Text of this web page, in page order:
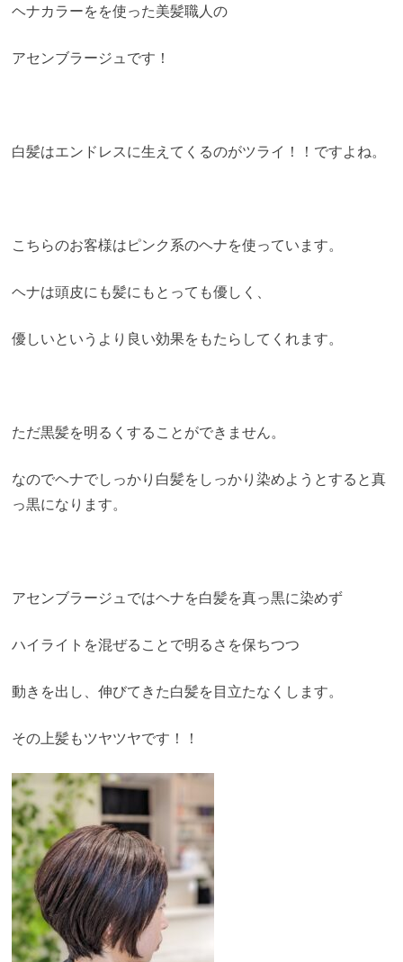
ヘナカラーをを使った美髪職人の
アセンブラージュです！
白髪はエンドレスに生えてくるのがツライ！！ですよね。
こちらのお客様はピンク系のヘナを使っています。
ヘナは頭皮にも髪にもとっても優しく、
優しいというより良い効果をもたらしてくれます。
ただ黒髪を明るくすることができません。
なのでヘナでしっかり白髪をしっかり染めようとすると真
っ黒になります。
アセンブラージュではヘナを白髪を真っ黒に染めず
ハイライトを混ぜることで明るさを保ちつつ
動きを出し、伸びてきた白髪を目立たなくします。
その上髪もツヤツヤです！！